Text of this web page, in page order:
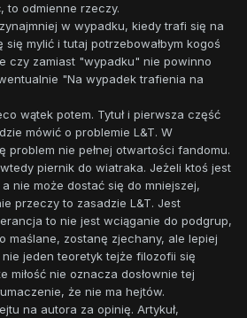
to odmienne rzeczy.
w wypadku, kiedy trafi się na
mylić i tutaj potrzebowałbym kogoś
czy zamiast "wypadku" nie powinno
"Na wypadek trafienia na
wątek potem. Tytuł i pierwsza część
mówić o problemie L&T. W
problem nie pełnej otwartości fandomu.
piernik do wiatraka. Jeżeli ktoś jest
nie może dostać się do mniejszej,
przeczy to zasadzie L&T. Jest
to nie jest wciąganie do podgrup,
maślane, zostanę zjechany, ale lepiej
jeden teoretyk tejże filozofii się
miłość nie oznacza dosłownie tej
że nie ma hejtów.
na autora za opinię. Artykuł,